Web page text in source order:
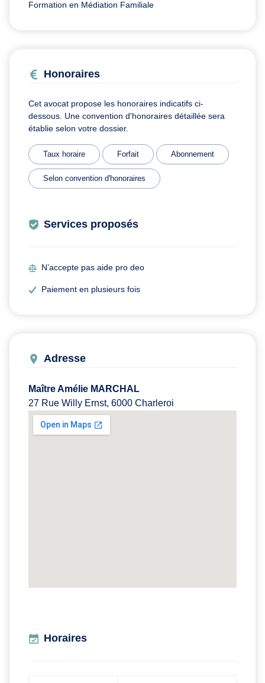
Formation en Médiation Familiale
Honoraires
Cet avocat propose les honoraires indicatifs ci-
dessous. Une convention d'honoraires détaillée sera
établie selon votre dossier.
Taux horaire Forfait Abonnement
Selon convention d'honoraires
Services proposés
N’accepte pas aide pro deo
Paiement en plusieurs fois
Adresse
Maître Amélie MARCHAL
27 Rue Willy Ernst, 6000 Charleroi
Horaires